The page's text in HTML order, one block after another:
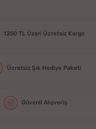
1250 TL Üzeri Ücretsiz Kargo
Ücretsiz Şık Hediye Paketi
Güvenli Alışveriş